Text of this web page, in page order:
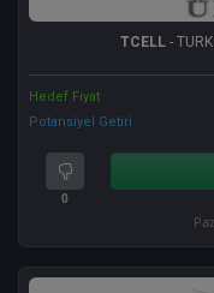
TCELL-
Hedef Fiyat
Potansiyel Getiri
0